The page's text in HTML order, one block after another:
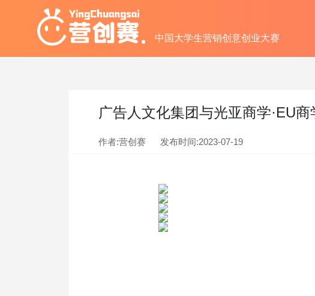
中国大学生营销创意创业大赛
广告人文化集团与光亚商学·EU
作者:营创赛 发布时间:2023-07-19